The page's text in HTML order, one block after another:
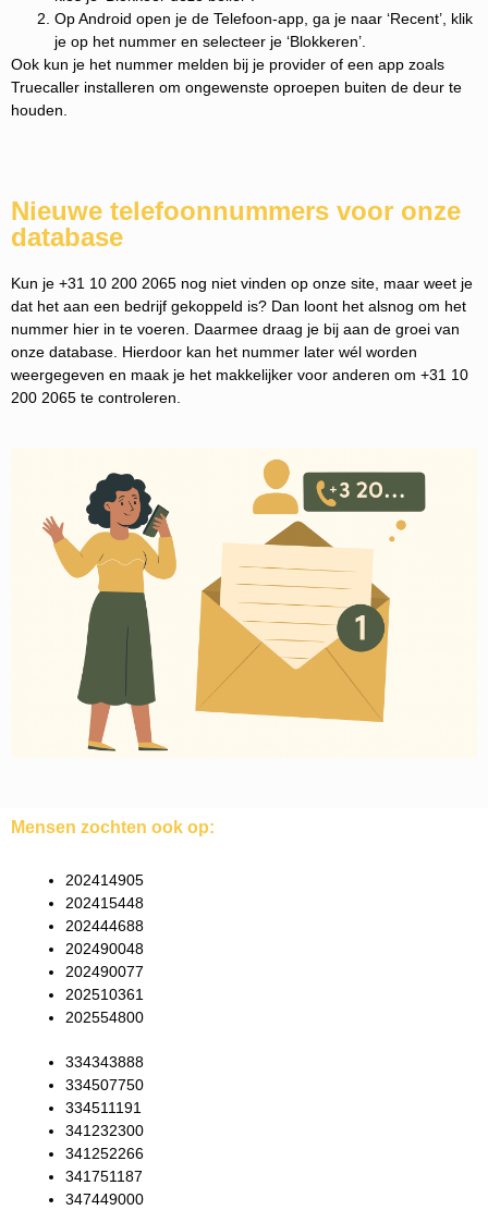
Op Android open je de Telefoon-app, ga je naar ‘Recent’, klik
je op het nummer en selecteer je ‘Blokkeren’.
Ook kun je het nummer melden bij je provider of een app zoals
Truecaller installeren om ongewenste oproepen buiten de deur te
houden.
Nieuwe telefoonnummers voor onze
database
Kun je +31 10 200 2065 nog niet vinden op onze site, maar weet je
dat het aan een bedrijf gekoppeld is? Dan loont het alsnog om het
nummer hier in te voeren. Daarmee draag je bij aan de groei van
onze database. Hierdoor kan het nummer later wél worden
weergegeven en maak je het makkelijker voor anderen om +31 10
200 2065 te controleren.
Mensen zochten ook op:
202414905
202415448
202444688
202490048
202490077
202510361
202554800
334343888
334507750
334511191
341232300
341252266
341751187
347449000